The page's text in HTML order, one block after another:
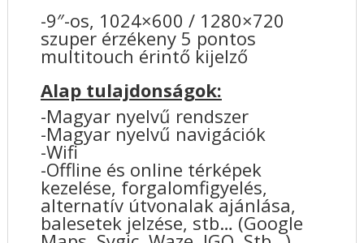
-9″-os, 1024×600 / 1280×720
szuper érzékeny 5 pontos
multitouch érintő kijelző
Alap tulajdonságok:
-Magyar nyelvű rendszer
-Magyar nyelvű navigációk
-Wifi
-Offline és online térképek
kezelése, forgalomfigyelés,
alternatív útvonalak ajánlása,
balesetek jelzése, stb… (Google